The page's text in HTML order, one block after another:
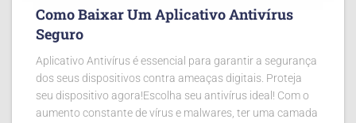
Como Baixar Um Aplicativo Antivírus
Seguro
Aplicativo Antivírus é essencial para garantir a segurança
dos seus dispositivos contra ameaças digitais. Proteja
seu dispositivo agora!Escolha seu antivírus ideal! Com o
aumento constante de vírus e malwares, ter uma camada